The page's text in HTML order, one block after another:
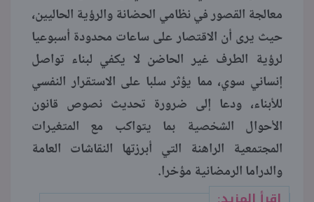
معالجة القصور في نظامي الحضانة والرؤية الحاليين،
حيث يرى أن الاقتصار على ساعات محدودة أسبوعيا
لرؤية الطرف غير الحاضن لا يكفي لبناء تواصل
إنساني سوي، مما يؤثر سلبا على الاستقرار النفسي
للأبناء، ودعا إلى ضرورة تحديث نصوص قانون
الأحوال الشخصية بما يتواكب مع المتغيرات
المجتمعية الراهنة التي أبرزتها النقاشات العامة
والدراما الرمضانية مؤخرا.